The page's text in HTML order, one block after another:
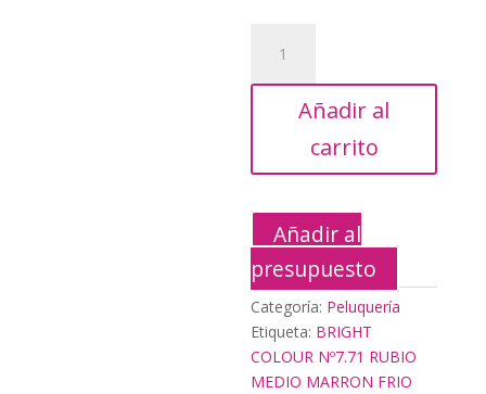
COLOUR
Nº7.71
MARRON
cantidad
Añadir al
carrito
Añadir al
presupuesto
Categoría: Peluquería
Etiqueta: BRIGHT
COLOUR Nº7.71 RUBIO
MEDIO MARRON FRIO